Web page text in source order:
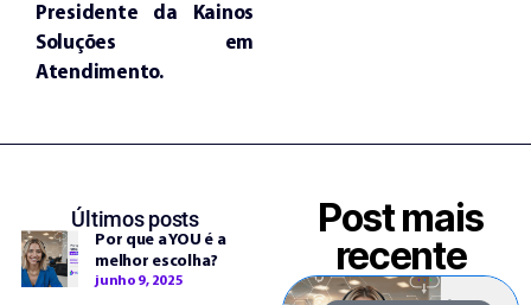
Presidente da Kainos
Soluções em
Atendimento.
Últimos posts
Por que a YOU é a
melhor escolha?
junho 9, 2025
Post mais
recente